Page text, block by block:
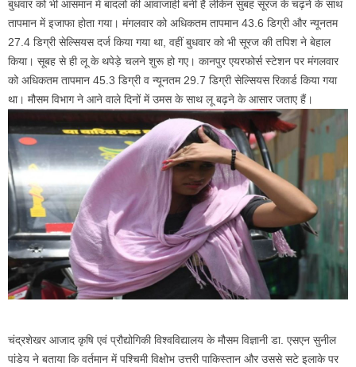
बुधवार को भी आसमान में बादलों की आवाजाही बनी है लेकिन सुबह सूरज के चढ़ने के साथ
तापमान में इजाफा होता गया। मंगलवार को अधिकतम तापमान 43.6 डिग्री और न्यूनतम
27.4 डिग्री सेल्सियस दर्ज किया गया था, वहीं बुधवार को भी सूरज की तपिश ने बेहाल
किया। सूबह से ही लू के थपेड़े चलने शुरू हो गए। कानपुर एयरफोर्स स्टेशन पर मंगलवार
को अधिकतम तापमान 45.3 डिग्री व न्यूनतम 29.7 डिग्री सेल्सियस रिकार्ड किया गया
था। मौसम विभाग ने आने वाले दिनों में उमस के साथ लू बढ़ने के आसार जताए हैं।
चंद्रशेखर आजाद कृषि एवं प्रौद्योगिकी विश्वविद्यालय के मौसम विज्ञानी डा. एसएन सुनील
पांडेय ने बताया कि वर्तमान में पश्चिमी विक्षोभ उत्तरी पाकिस्तान और उससे सटे इलाके पर